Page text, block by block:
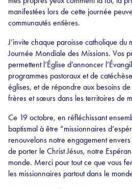
manifestées lors de cette journée
communautés entières.
J’invite chaque paroisse catholique
Journée Mondiale des Missions. Vos
permettent l’Église d’annoncer
programmes pastoraux et de
églises, et de répondre aux besoins
frères et sœurs dans les territoires de
Ce 19 octobre, en réfléchissant
baptismal à être “missionnaires
renouvelons notre engagement
de porter le Christ Jésus, notre
monde. Merci pour tout ce que vous
les missionnaires partout dans le